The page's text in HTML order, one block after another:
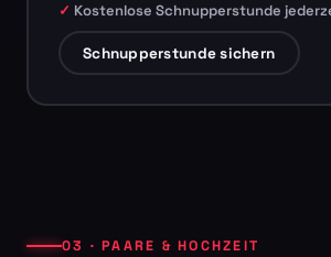
Kostenlose Schnupperstunde
Schnupperstunde sichern
03 · PAARE & HOCHZEIT